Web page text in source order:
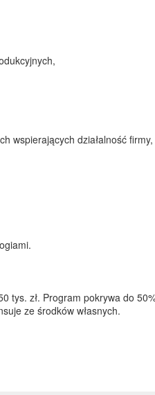
wspierających działalność
tys. zł. Program pokrywa do
ze środków własnych.